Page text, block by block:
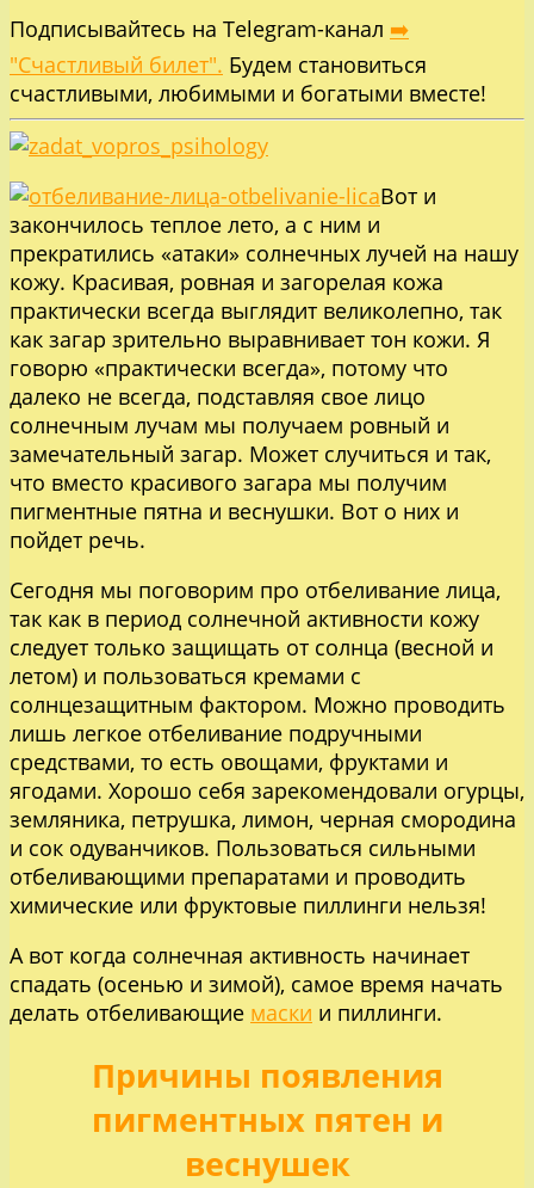
Подписывайтесь на Telegram-канал ➡️
"Счастливый билет". Будем становиться
счастливыми, любимыми и богатыми вместе!
Вот и
закончилось теплое лето, а с ним и
прекратились «атаки» солнечных лучей на нашу
кожу. Красивая, ровная и загорелая кожа
практически всегда выглядит великолепно, так
как загар зрительно выравнивает тон кожи. Я
говорю «практически всегда», потому что
далеко не всегда, подставляя свое лицо
солнечным лучам мы получаем ровный и
замечательный загар. Может случиться и так,
что вместо красивого загара мы получим
пигментные пятна и веснушки. Вот о них и
пойдет речь.
Сегодня мы поговорим про отбеливание лица,
так как в период солнечной активности кожу
следует только защищать от солнца (весной и
летом) и пользоваться кремами с
солнцезащитным фактором. Можно проводить
лишь легкое отбеливание подручными
средствами, то есть овощами, фруктами и
ягодами. Хорошо себя зарекомендовали огурцы,
земляника, петрушка, лимон, черная смородина
и сок одуванчиков. Пользоваться сильными
отбеливающими препаратами и проводить
химические или фруктовые пиллинги нельзя!
А вот когда солнечная активность начинает
спадать (осенью и зимой), самое время начать
делать отбеливающие маски и пиллинги.
Причины появления
пигментных пятен и
веснушек